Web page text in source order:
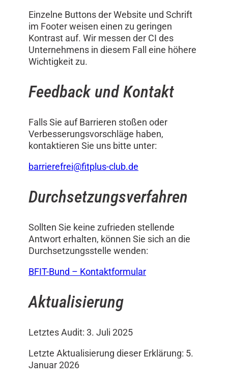
Einzelne Buttons der Website und Schrift
im Footer weisen einen zu geringen
Kontrast auf. Wir messen der CI des
Unternehmens in diesem Fall eine höhere
Wichtigkeit zu.
Feedback und Kontakt
Falls Sie auf Barrieren stoßen oder
Verbesserungsvorschläge haben,
kontaktieren Sie uns bitte unter:
barrierefrei@fitplus-club.de
Durchsetzungsverfahren
Sollten Sie keine zufrieden stellende
Antwort erhalten, können Sie sich an die
Durchsetzungsstelle wenden:
BFIT-Bund – Kontaktformular
Aktualisierung
Letztes Audit: 3. Juli 2025
Letzte Aktualisierung dieser Erklärung: 5.
Januar 2026